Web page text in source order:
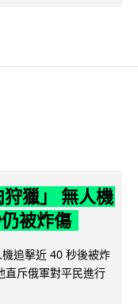
獵」 無人機
被炸傷
追擊近 40 秒後被炸
直斥俄軍對平民進行